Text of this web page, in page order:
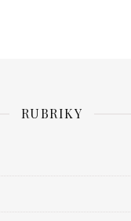
RUBRIKY